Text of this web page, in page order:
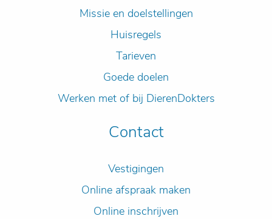
Missie en doelstellingen
Huisregels
Tarieven
Goede doelen
Werken met of bij DierenDokters
Contact
Vestigingen
Online afspraak maken
Online inschrijven